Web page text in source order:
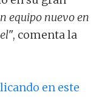
equipo nuevo en
", comenta la
en este